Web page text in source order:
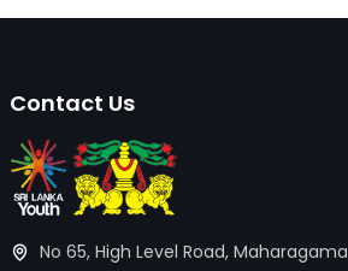
Contact Us
No 65, High Level Road, Maharagama